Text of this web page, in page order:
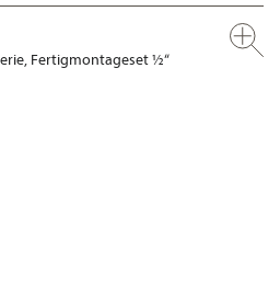
Fertigmontageset ½“